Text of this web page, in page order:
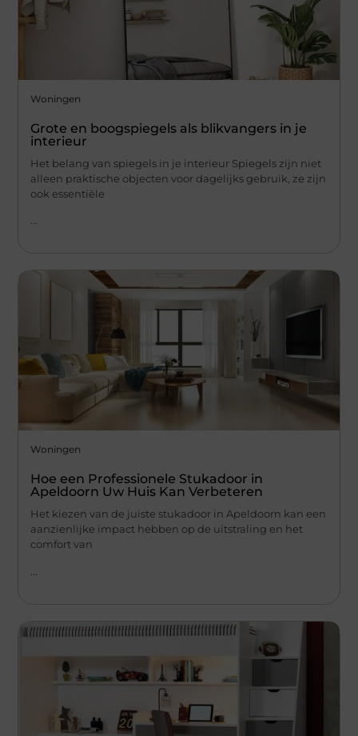
Woningen
Grote en boogspiegels als blikvangers in je
interieur
Het belang van spiegels in je interieur Spiegels zijn niet
alleen praktische objecten voor dagelijks gebruik, ze zijn
ook essentiële
...
Woningen
Hoe een Professionele Stukadoor in
Apeldoorn Uw Huis Kan Verbeteren
Het kiezen van de juiste stukadoor in Apeldoorn kan een
aanzienlijke impact hebben op de uitstraling en het
comfort van